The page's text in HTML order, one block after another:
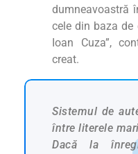
dumneavoastră
cele din baza de
Ioan Cuza”,
creat.
Sistemul de
între literele
Dacă la